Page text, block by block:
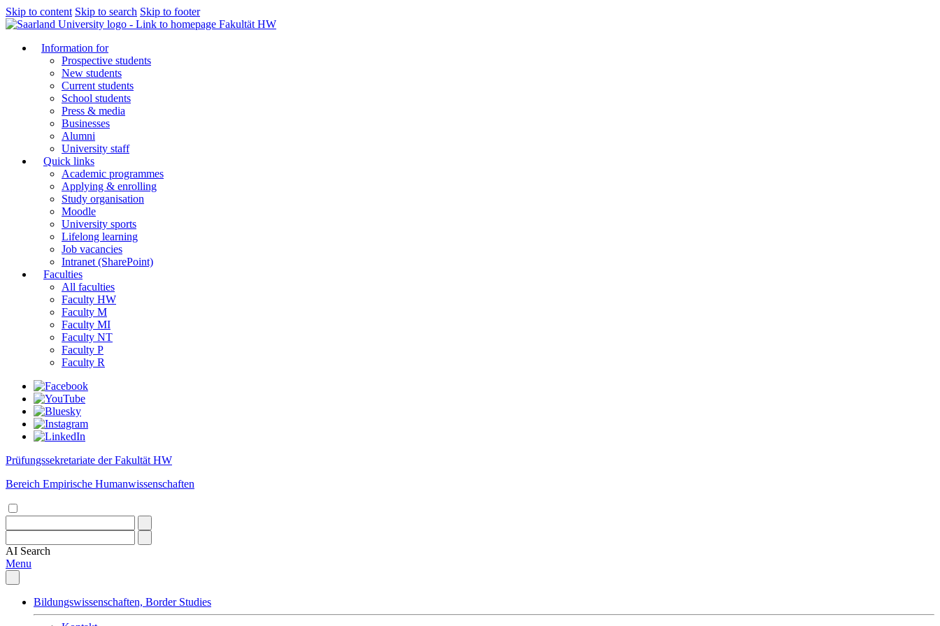
Skip to content Skip to search Skip to footer
Fakultät HW
Information for
Prospective students
New students
Current students
School students
Press & media
Businesses
Alumni
University staff
Quick links
Academic programmes
Applying & enrolling
Study organisation
Moodle
University sports
Lifelong learning
Job vacancies
Intranet (SharePoint)
Faculties
All faculties
Faculty HW
Faculty M
Faculty MI
Faculty NT
Faculty P
Faculty R
Prüfungssekretariate der Fakultät HW
Bereich Empirische Humanwissenschaften
AI Search
Menu
Bildungswissenschaften, Border Studies